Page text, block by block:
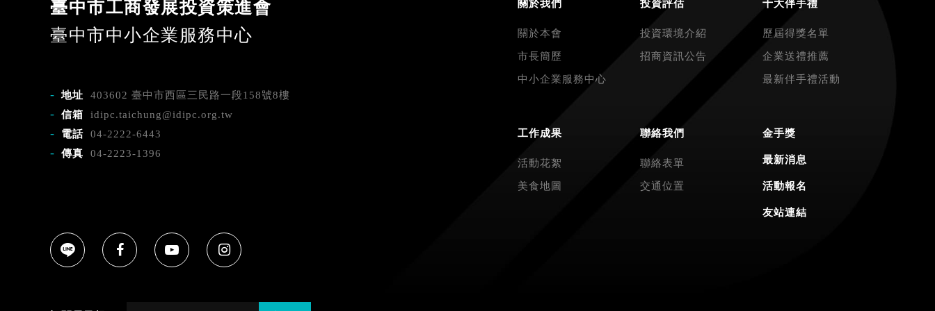
臺中市工商發展投資策進會
臺中市中小企業服務中心
地址
403602 臺中市西區三民路一段158號8樓
信箱
idipc.taichung@idipc.org.tw
電話 04-2222-6443
傳真
04-2223-1396
關於我們
關於本會
市長簡歷
中小企業服務中心
投資評估
投資環境介紹
招商資訊公告
十大伴手禮
歷屆得獎名單
企業送禮推薦
最新伴手禮活動
工作成果
活動花絮
美食地圖
聯絡我們
聯絡表單
交通位置
金手獎
最新消息
活動報名
友站連結